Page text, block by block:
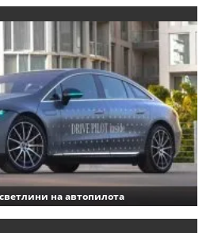
на автопилота